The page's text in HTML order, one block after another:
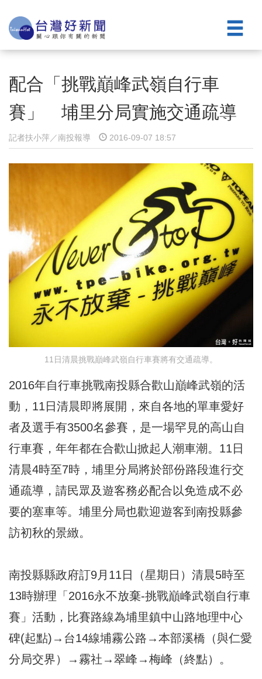
配合「挑戰巔峰武嶺自行車
賽」 埔里分局實施交通疏導
記者扶小萍／南投報導 2016-09-07 18:57
11日清晨挑戰巔峰武嶺自行車賽將有交通疏導。
2016年自行車挑戰南投縣合歡山巔峰武嶺的活
動，11日清晨即將展開，來自各地的單車愛好
者及選手有3500名參賽，是一場罕見的高山自
行車賽，年年都在合歡山掀起人潮車潮。11日
清晨4時至7時，埔里分局將於部份路段進行交
通疏導，請民眾及遊客務必配合以免造成不必
要的塞車等。埔里分局也歡迎遊客到南投縣參
訪初秋的景緻。
南投縣縣政府訂9月11日（星期日）清晨5時至
13時辦理「2016永不放棄-挑戰巔峰武嶺自行車
賽」活動，比賽路線為埔里鎮中山路地理中心
碑(起點)→台14線埔霧公路→本部溪橋（與仁愛
分局交界）→霧社→翠峰→梅峰（終點）。